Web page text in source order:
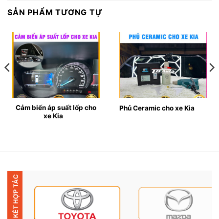
Địa chỉ lắp camera 360 cho xe Kia
Camera 360 độ cho xe Kia là gì?
✤ Camera 360 độ là 1 bộ sản phẩm gồm có 4 mắt
cam được lắp ở phía trước sau và 2 bên gương chiếu
✤ Các mắt cam này có nhiệm vụ ghi lại hình ảnh xung
quanh của xe rồi truyền về bộ điều khiển tổng để xử lý
dữ liệu. Sau đó, các hình ảnh này sẽ được thiết bị hiển
thị lên màn hình DVD trung tâm hoặc màn hình taplo.
SẢN PHẨM TƯƠNG TỰ
Cảm biến áp suất lốp cho
xe Kia
Phủ Ceramic cho xe Kia